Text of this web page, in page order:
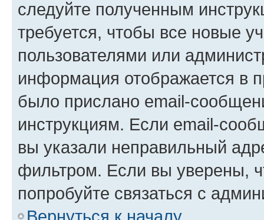
следуйте полученным
требуется, чтобы все новые
пользователями или
информация отображается в
было прислано email-
инструкциям. Если email-
вы указали неправильный
фильтром. Если вы уверены,
попробуйте связаться с
Вернуться к началу